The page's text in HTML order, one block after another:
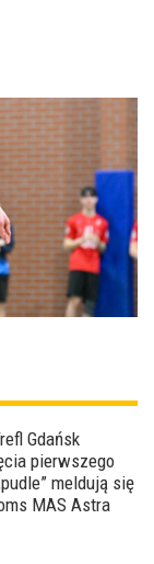
Gdańsk
pierwszego
meldują się
MAS Astra